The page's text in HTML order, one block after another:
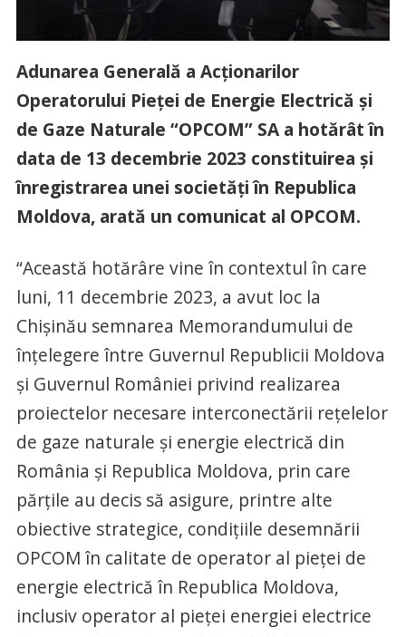
Adunarea Generală a Acționarilor
Operatorului Pieței de Energie Electrică și
de Gaze Naturale “OPCOM” SA a hotărât în
data de 13 decembrie 2023 constituirea și
înregistrarea unei societăți în Republica
Moldova, arată un comunicat al OPCOM.
“Această hotărâre vine în contextul în care
luni, 11 decembrie 2023, a avut loc la
Chișinău semnarea Memorandumului de
înţelegere între Guvernul Republicii Moldova
și Guvernul României privind realizarea
proiectelor necesare interconectării reţelelor
de gaze naturale şi energie electrică din
România şi Republica Moldova, prin care
părțile au decis să asigure, printre alte
obiective strategice, condițiile desemnării
OPCOM în calitate de operator al pieței de
energie electrică în Republica Moldova,
inclusiv operator al pieței energiei electrice